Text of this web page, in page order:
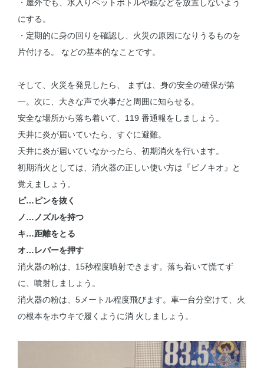
・屋外でも、水入りペットボトルや鏡などを放置しないよう
にする。
・定期的に身の回りを確認し、火災の原因になりうるものを
片付ける。 などの基本的なことです。
そして、火災を発見したら、 まずは、身の安全の確保が第
一。次に、大きな声で火事だと周囲に知らせる。
安全な場所から落ち着いて、119 番通報をしましょう。
天井に炎が届いていたら、すぐに避難。
天井に炎が届いていなかったら、初期消火を行います。
初期消火としては、消火器の正しい使い方は『ピノキオ』と
覚えましょう。
ピ…ピンを抜く
ノ…ノズルを持つ
キ…距離をとる
オ…レバーを押す
消火器の粉は、15秒程度噴射できます。落ち着いて慌てず
に、噴射しましょう。
消火器の粉は、5メートル程度飛びます。車一台分空けて、火
の根本をホウキで履くように消 火しましょう。